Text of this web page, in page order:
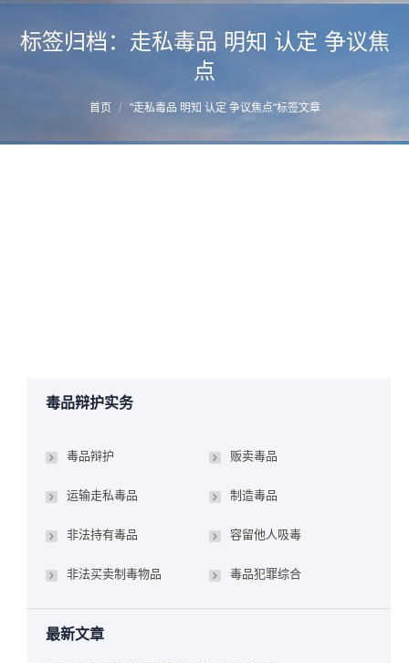
标签归档： 走私毒品 明知 认定 争议焦
点
首页 "走私毒品 明知 认定 争议焦点"标签文章
毒品辩护实务
毒品辩护 贩卖毒品
运输走私毒品 制造毒品
非法持有毒品 容留他人吸毒
非法买卖制毒物品 毒品犯罪综合
最新文章